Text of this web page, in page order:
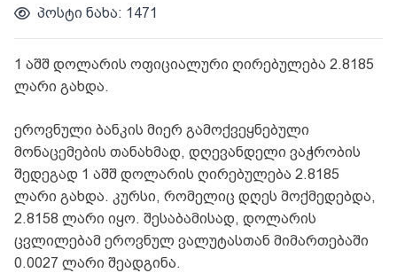
პოსტი ნახა: 1471
1 აშშ დოლარის ოფიციალური ღირებულება 2.8185
ლარი გახდა.
ეროვნული ბანკის მიერ გამოქვეყნებული
მონაცემების თანახმად, დღევანდელი ვაჭრობის
შედეგად 1 აშშ დოლარის ღირებულება 2.8185
ლარი გახდა. კურსი, რომელიც დღეს მოქმედებდა,
2.8158 ლარი იყო. შესაბამისად, დოლარის
ცვლილებამ ეროვნულ ვალუტასთან მიმართებაში
0.0027 ლარი შეადგინა.